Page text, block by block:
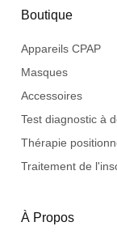
Boutique
Appareils CPAP
Masques
Accessoires
Test diagnostic à
Thérapie
Traitement de
À Propos